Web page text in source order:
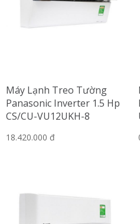
Máy Lạnh Treo Tường
Panasonic Inverter 1.5 Hp
CS/CU-VU12UKH-8
18.420.000 đ